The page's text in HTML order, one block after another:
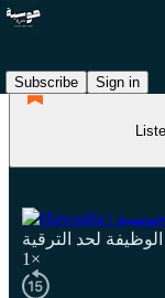
Subscribe
Sign in
لحد الترقية
1×